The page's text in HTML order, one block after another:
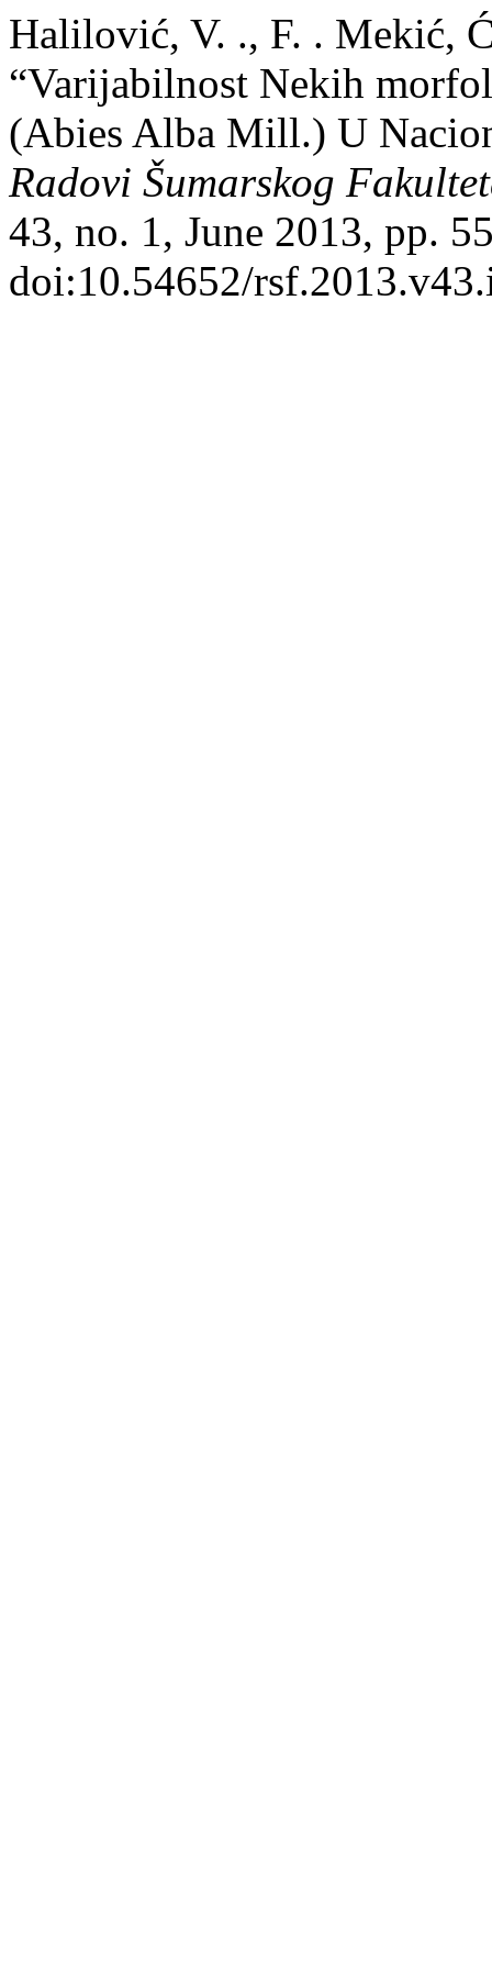
Halilović, V. ., F. . Mekić,
“Varijabilnost Nekih
(Abies Alba Mill.) U
Radovi Šumarskog
43, no. 1, June 2013, pp.
doi:10.54652/